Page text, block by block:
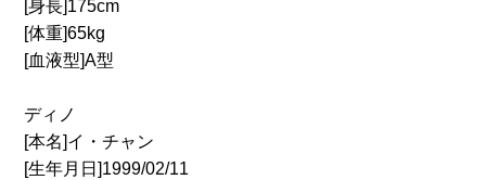
[身長]175cm
[体重]65kg
[血液型]A型
ディノ
[本名]イ・チャン
[生年月日]1999/02/11